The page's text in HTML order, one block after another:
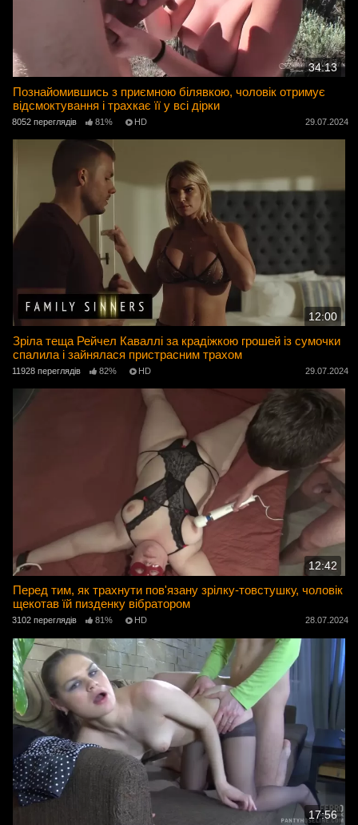
34:13
Познайомившись з приємною білявкою, чоловік отримує
відсмоктування і трахкає її у всі дірки
8052 переглядів 81% HD 29.07.2024
12:00
Зріла теща Рейчел Каваллі за крадіжкою грошей із сумочки
спалила і зайнялася пристрасним трахом
11928 переглядів 82% HD 29.07.2024
12:42
Перед тим, як трахнути пов'язану зрілку-товстушку, чоловік
щекотав їй пизденку вібратором
3102 переглядів 81% HD 28.07.2024
17:56